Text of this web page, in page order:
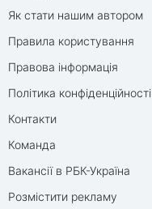
Як стати нашим автором
Правила користування
Правова інформація
Політика конфіденційності
Контакти
Команда
Вакансії в РБК-Україна
Розмістити рекламу